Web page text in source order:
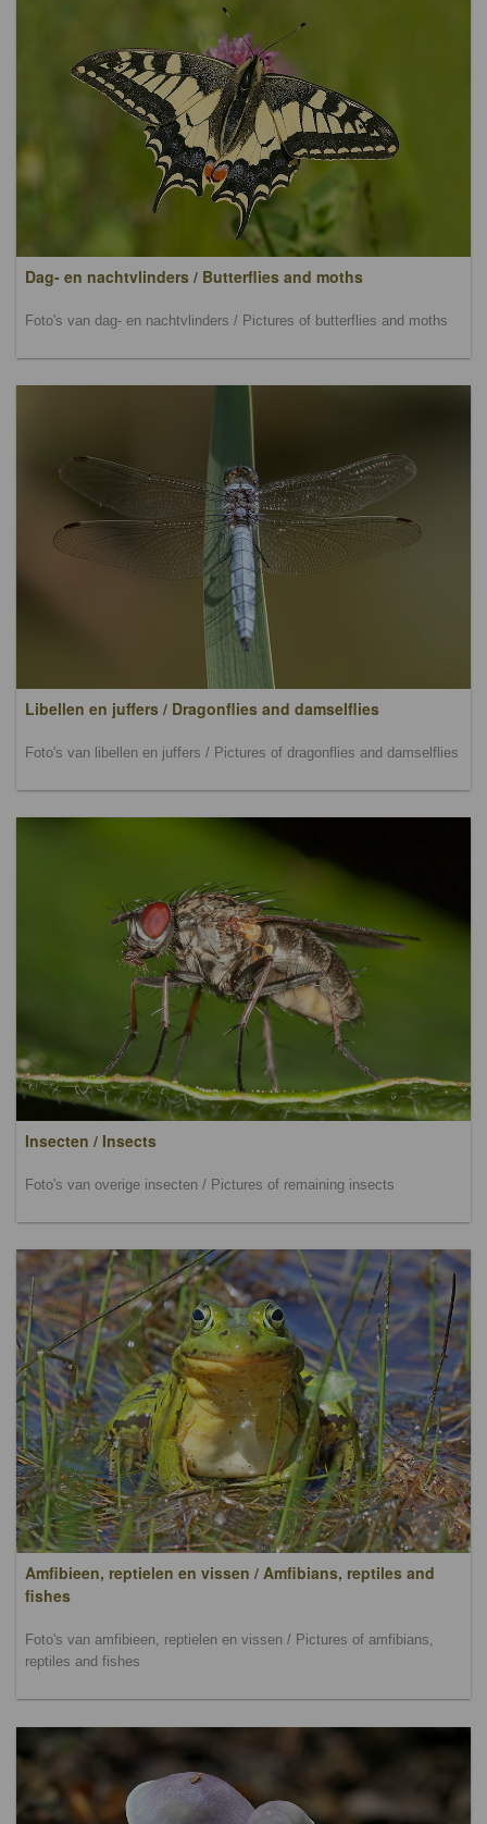
Dag- en nachtvlinders / Butterflies and moths
Foto's van dag- en nachtvlinders / Pictures of butterflies and moths
Libellen en juffers / Dragonflies and damselflies
Foto's van libellen en juffers / Pictures of dragonflies and damselflies
Insecten / Insects
Foto's van overige insecten / Pictures of remaining insects
Amfibieen, reptielen en vissen / Amfibians, reptiles and
fishes
Foto's van amfibieen, reptielen en vissen / Pictures of amfibians,
reptiles and fishes